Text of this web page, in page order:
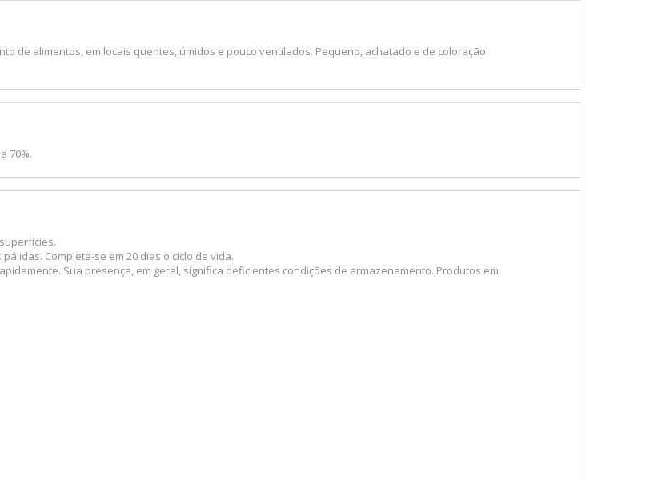
de alimentos, em locais quentes, úmidos e pouco ventilados. Pequeno, achatado e de coloração
70%.
Completa-se em 20 dias o ciclo de vida.
Sua presença, em geral, significa deficientes condições de armazenamento. Produtos em